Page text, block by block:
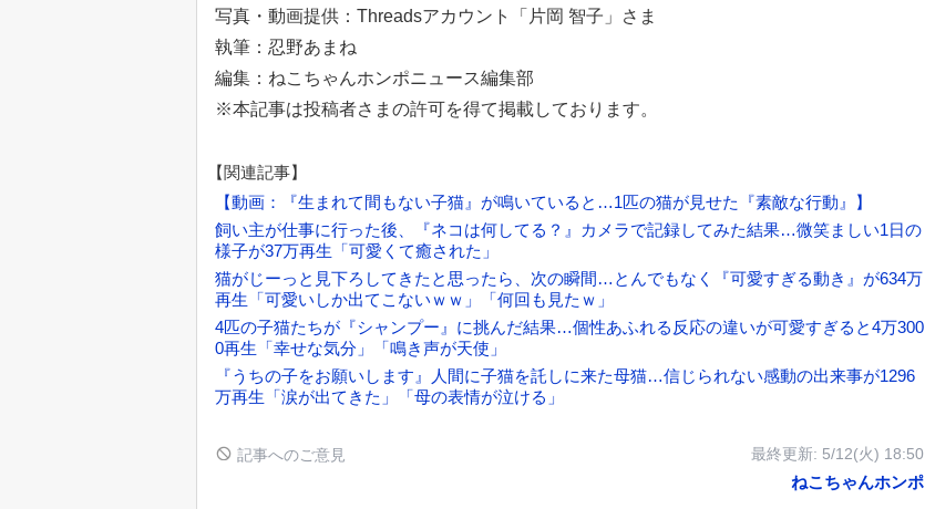
写真・動画提供：Threadsアカウント「片岡 智子」さま
執筆：忍野あまね
編集：ねこちゃんホンポニュース編集部
※本記事は投稿者さまの許可を得て掲載しております。
【関連記事】
【動画：『生まれて間もない子猫』が鳴いていると…1匹の猫が見せた『素敵な行動』】
飼い主が仕事に行った後、『ネコは何してる？』カメラで記録してみた結果…微笑ましい1日の
様子が37万再生「可愛くて癒された」
猫がじーっと見下ろしてきたと思ったら、次の瞬間…とんでもなく『可愛すぎる動き』が634万
再生「可愛いしか出てこないｗｗ」「何回も見たｗ」
4匹の子猫たちが『シャンプー』に挑んだ結果…個性あふれる反応の違いが可愛すぎると4万300
0再生「幸せな気分」「鳴き声が天使」
『うちの子をお願いします』人間に子猫を託しに来た母猫…信じられない感動の出来事が1296
万再生「涙が出てきた」「母の表情が泣ける」
記事へのご意見 最終更新: 5/12(火) 18:50
ねこちゃんホンポ